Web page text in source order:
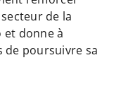
de la
et donne à
de poursuivre sa